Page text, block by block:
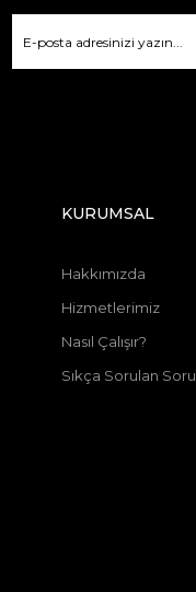
KURUMSAL
Hakkımızda
Hizmetlerimiz
Nasıl Çalışır?
Sıkça Sorulan